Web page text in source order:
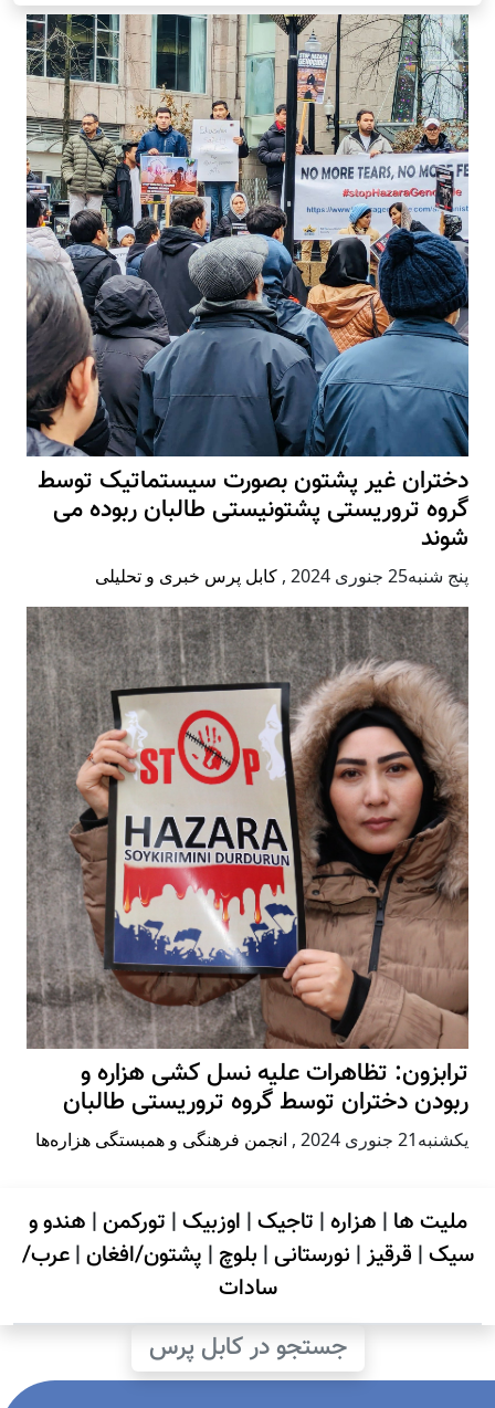
دختران غیر پشتون بصورت سیستماتیک توسط
گروه تروریستی پشتونیستی طالبان ربوده می
شوند
پنج شنبه25 جنوری 2024 , کابل پرس خبری و تحلیلی
ترابزون: تظاهرات علیه نسل کشی هزاره و
ربودن دختران توسط گروه تروریستی طالبان
يكشنبه21 جنوری 2024 , انجمن فرهنگی و همبستگی هزاره‌ها
ملیت ها | هزاره| تاجیک| اوزبیک| تورکمن| هندو و
سیک| قرقیز| نورستانی| بلوچ | پشتون/افغان|عرب/
سادات
جستجو در کابل پرس